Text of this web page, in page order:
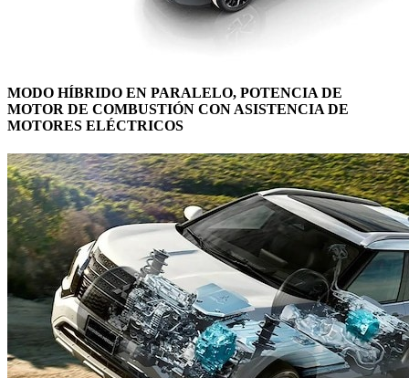
MODO HÍBRIDO EN PARALELO, POTENCIA DE
MOTOR DE COMBUSTIÓN CON ASISTENCIA DE
MOTORES ELÉCTRICOS